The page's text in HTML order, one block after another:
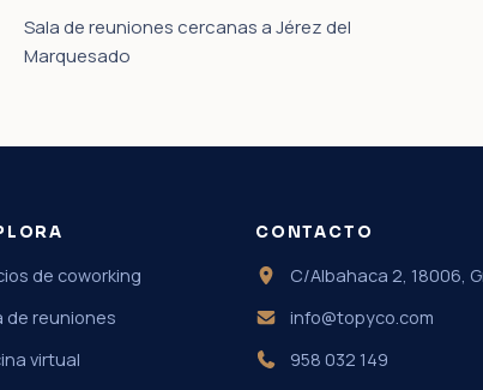
Sala de reuniones cercanas a Jérez del
Marquesado
de coworking
de reuniones
virtual
CONTACTO
C/Albahaca 2, 18006,
info@topyco.com
958 032 149